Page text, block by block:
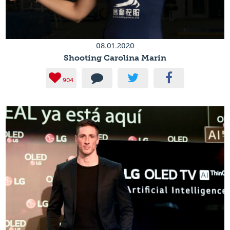
08.01.2020
Shooting Carolina Marin
904